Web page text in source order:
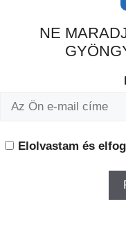
NE
Elolvastam és